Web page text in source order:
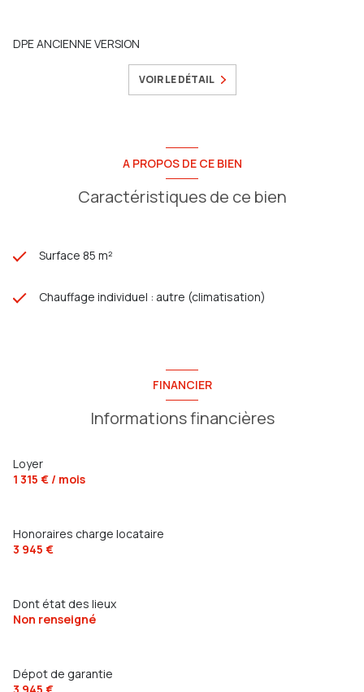
DPE ANCIENNE VERSION
VOIR LE DÉTAIL
A PROPOS DE CE BIEN
Caractéristiques de ce bien
Surface 85 m²
Chauffage individuel : autre (climatisation)
FINANCIER
Informations financières
Loyer
1 315 € / mois
Honoraires charge locataire
3 945 €
Dont état des lieux
Non renseigné
Dépot de garantie